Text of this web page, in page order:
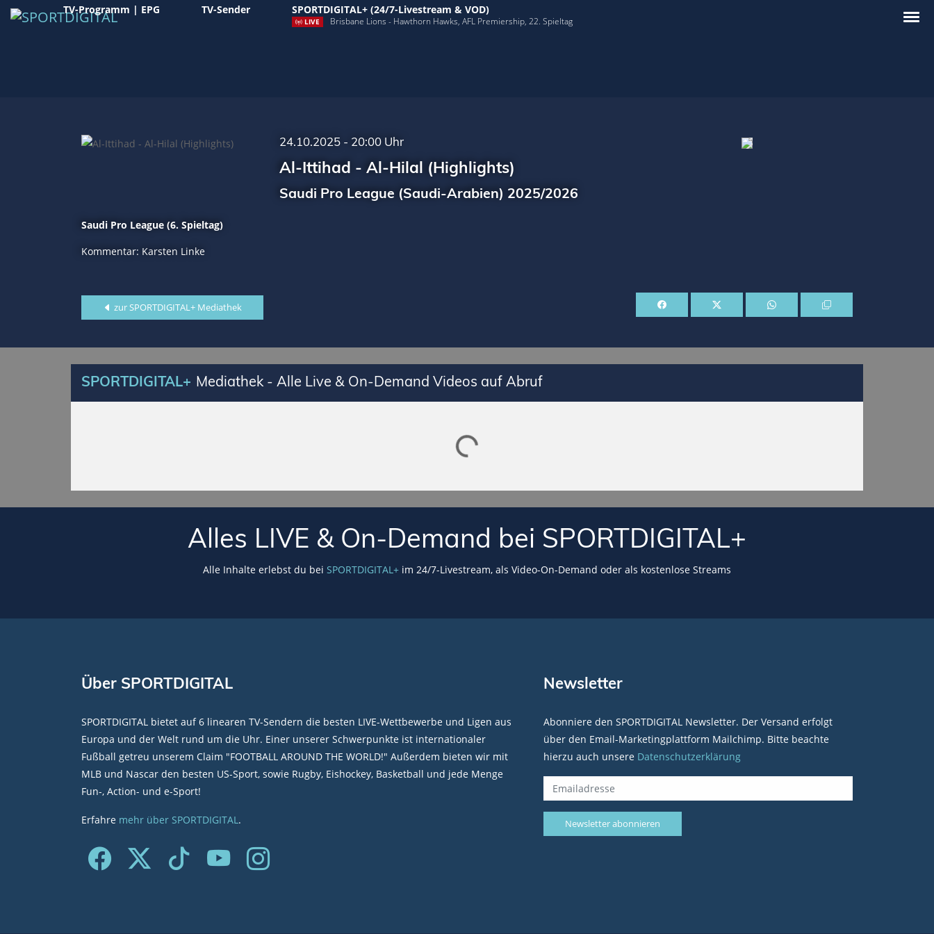
TV-Programm | EPG TV-Sender SPORTDIGITAL+ (24/7-Livestream & VOD)
LIVE Brisbane Lions - Hawthorn Hawks, AFL Premiership, 22. Spieltag
24.10.2025 - 20:00 Uhr
Al-Ittihad - Al-Hilal (Highlights)
Saudi Pro League (Saudi-Arabien) 2025/2026
Saudi Pro League (6. Spieltag)
Kommentar: Karsten Linke
zur SPORTDIGITAL+ Mediathek
SPORTDIGITAL+ Mediathek - Alle Live & On-Demand Videos auf Abruf
Lade SPORTDIGITAL+ Mediathek
Alles LIVE & On-Demand bei SPORTDIGITAL+
Alle Inhalte erlebst du bei SPORTDIGITAL+ im 24/7-Livestream, als Video-On-Demand oder als kostenlose Streams
Über SPORTDIGITAL
SPORTDIGITAL bietet auf 6 linearen TV-Sendern die besten LIVE-Wettbewerbe und Ligen aus
Europa und der Welt rund um die Uhr. Einer unserer Schwerpunkte ist internationaler
Fußball getreu unserem Claim "FOOTBALL AROUND THE WORLD!" Außerdem bieten wir mit
MLB und Nascar den besten US-Sport, sowie Rugby, Eishockey, Basketball und jede Menge
Fun-, Action- und e-Sport!
Erfahre mehr über SPORTDIGITAL.
Newsletter
Abonniere den SPORTDIGITAL Newsletter. Der Versand erfolgt
über den Email-Marketingplattform Mailchimp. Bitte beachte
hierzu auch unsere Datenschutzerklärung